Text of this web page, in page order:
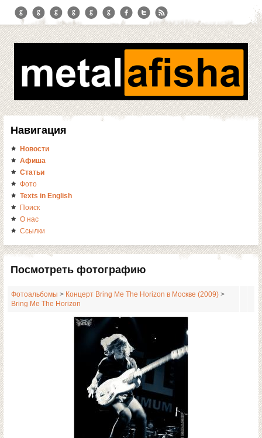
Навигация
Новости
Афиша
Статьи
Фото
Texts in English
Поиск
О нас
Ссылки
Посмотреть фотографию
Фотоальбомы > Концерт Bring Me The Horizon в Москве (2009) >
Bring Me The Horizon